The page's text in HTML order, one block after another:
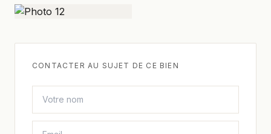
CONTACTER AU SUJET DE CE BIEN